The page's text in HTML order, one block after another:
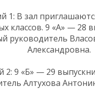
1: В зал
классов. 9 «А» — 28
руководитель
Александровна.
2: 9 «Б» — 29
Алтухова